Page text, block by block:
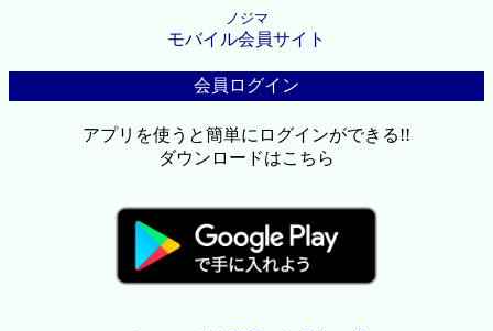
ノジマ
モバイル会員サイト
会員ログイン
アプリを使うと簡単にログインができる!!
ダウンロードはこちら